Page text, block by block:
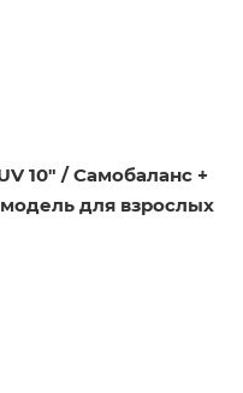
10" / Самобаланс +
для взрослых